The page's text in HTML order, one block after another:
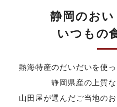
静岡のおい
いつもの
熱海特産のだいだいを使
静岡県産の上質な
山田屋が選んだご当地の